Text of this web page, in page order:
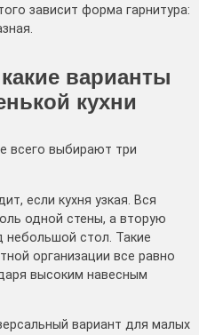
зависит форма гарнитура:
варианты
кухни
всего выбирают три
если кухня узкая. Вся
одной стены, а вторую
стол. Такие
организации все равно
высоким навесным
вариант для малых